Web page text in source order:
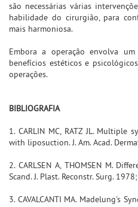
são necessárias várias
habilidade do cirurgião, para
mais harmoniosa.
Embora a operação envolva
benefícios estéticos e
operações.
BIBLIOGRAFIA
1. CARLIN MC, RATZ JL.
with liposuction. J. Am. Acad.
2. CARLSEN A, THOMSEN M.
Scand. J. Plast. Reconstr. Surg.
3. CAVALCANTI MA. Madelung's